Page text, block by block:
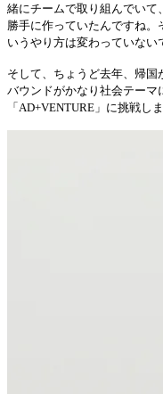
緒にチームで取り組んでいて
勝手に作っていたんですね。
いうやり方は変わっていない
そして、ちょうど去年、帰
バウンドがかなり社会テーマ
「AD+VENTURE」に挑戦しま